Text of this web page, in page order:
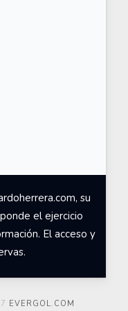
su
el ejercicio
El acceso y
EVERGOL.COM